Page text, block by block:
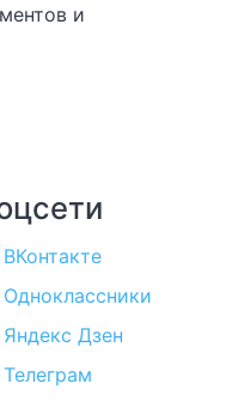
и
ВКонтакте
Одноклассники
Яндекс Дзен
Телеграм